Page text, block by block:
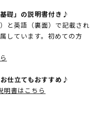
礎」の説明書付き♪
と英語（裏面）で記載され
しています。初めての方
仕立てもおすすめ♪
明書はこちら